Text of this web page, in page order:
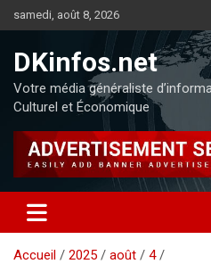
samedi, août 8, 2026
DKinfos.net
Votre média généraliste
Culturel et Économique
Accueil 2025 août
4